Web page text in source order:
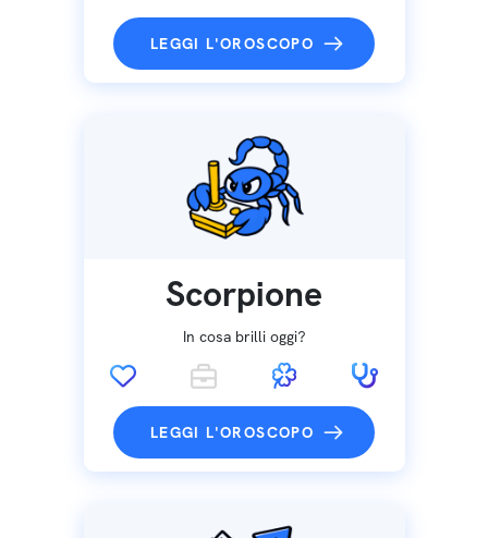
LEGGI L'OROSCOPO
Scorpione
In cosa brilli oggi?
LEGGI L'OROSCOPO